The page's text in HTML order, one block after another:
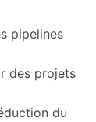
pipelines
des projets
du